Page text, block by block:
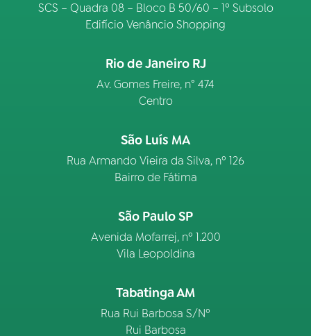
SCS – Quadra 08 – Bloco B 50/60 – 1º Subsolo
Edifício Venâncio Shopping
Rio de Janeiro RJ
Av. Gomes Freire, n° 474
Centro
São Luís MA
Rua Armando Vieira da Silva, nº 126
Bairro de Fátima
São Paulo SP
Avenida Mofarrej, nº 1.200
Vila Leopoldina
Tabatinga AM
Rua Rui Barbosa S/Nº
Rui Barbosa